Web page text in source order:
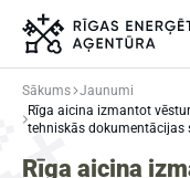
Sākums Jaunumi
Rīga aicina izmantot
tehniskās dokumentācijas
Rīga aicina